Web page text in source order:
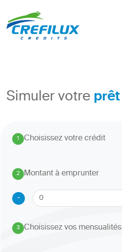
Simuler votreprêt
1. Choisissez votre crédit
2
.
Montant à emprunter
-
3
. Choisissez vos mensualités